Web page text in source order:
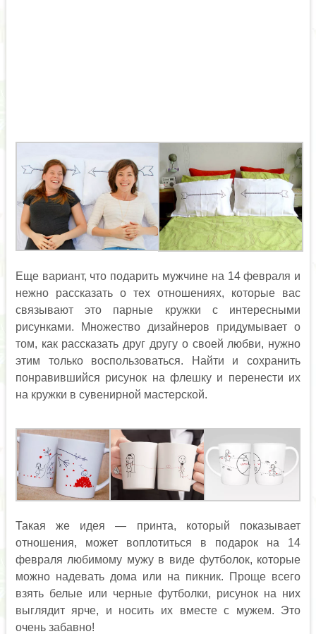
Еще вариант, что подарить мужчине на 14 февраля и
нежно рассказать о тех отношениях, которые вас
связывают это парные кружки с интересными
рисунками. Множество дизайнеров придумывает о
том, как рассказать друг другу о своей любви, нужно
этим только воспользоваться. Найти и сохранить
понравившийся рисунок на флешку и перенести их
на кружки в сувенирной мастерской.
Такая же идея — принта, который показывает
отношения, может воплотиться в подарок на 14
февраля любимому мужу в виде футболок, которые
можно надевать дома или на пикник. Проще всего
взять белые или черные футболки, рисунок на них
выглядит ярче, и носить их вместе с мужем. Это
очень забавно!